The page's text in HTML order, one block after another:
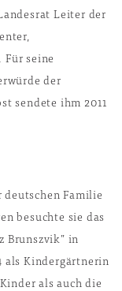
Leiter der
Für seine
der
sendete ihm 2011
deutschen Familie
besuchte sie das
Brunszvik” in
als Kindergärtnerin
als auch die